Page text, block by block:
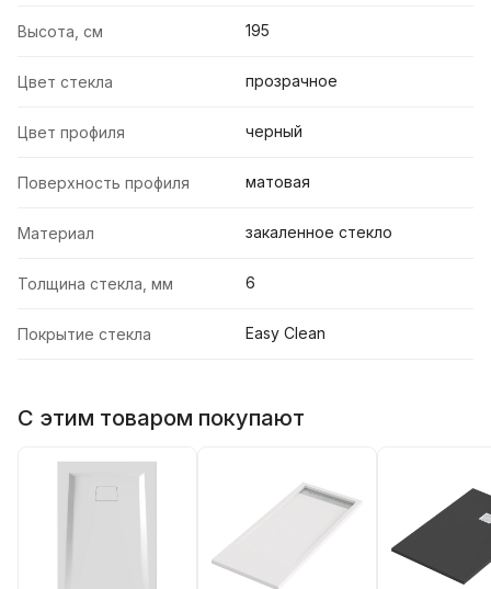
Высота, см 195
Цвет стекла прозрачное
Цвет профиля черный
Поверхность профиля матовая
Материал закаленное стекло
Толщина стекла, мм 6
Покрытие стекла Easy Clean
С этим товаром покупают